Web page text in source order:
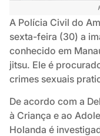
A Polícia Civil do
sexta-feira (30) a
conhecido em
jitsu. Ele é
crimes sexuais
De acordo com a
à Criança e ao
Holanda é